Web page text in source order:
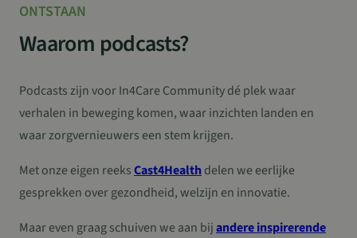
ONTSTAAN
Waarom podcasts?
Podcasts zijn voor In4Care Community dé plek waar
verhalen in beweging komen, waar inzichten landen en
waar zorgvernieuwers een stem krijgen.
Met onze eigen reeksCast4Healthdelen we eerlijke
gesprekken over gezondheid, welzijn en innovatie.
Maar even graag schuiven we aan bijandere inspirerende